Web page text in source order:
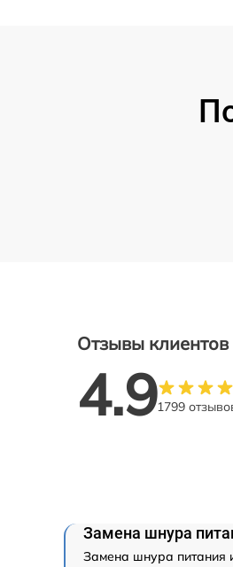
Отзывы клиентов
4.91799
Замена шнура
Замена шнура питания